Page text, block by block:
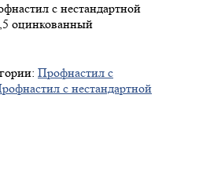
с нестандартной
оцинкованный
Профнастил с
с нестандартной